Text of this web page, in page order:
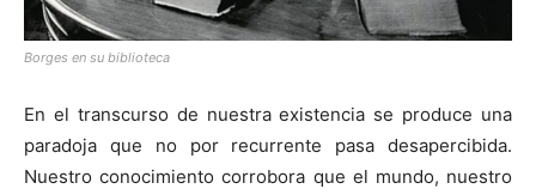
Borges en su biblioteca
En el transcurso de nuestra existencia se produce una
paradoja que no por recurrente pasa desapercibida.
Nuestro conocimiento corrobora que el mundo, nuestro